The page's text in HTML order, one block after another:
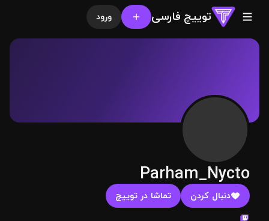
توییچ فارسی ورود
Parham_Nycto
دنبال کردن تماشا در توییچ